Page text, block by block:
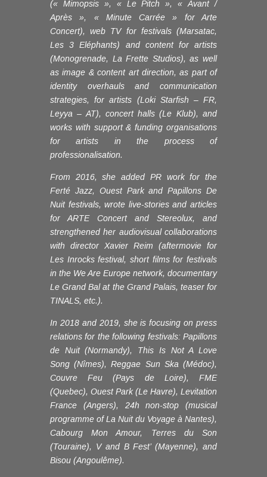
(« Mimopsis », « Le Pitch », « Avant /
Après », « Minute Carrée » for Arte
Concert), web TV for festivals (Marsatac,
Les 3 Eléphants) and content for artists
(Monogrenade, La Frette Studios), as well
as image & content art direction, as part of
identity overhauls and communication
strategies, for artists (Loki Starfish – FR,
Leyya – AT), concert halls (Le Klub), and
works with support & funding organisations
for artists in the process of
professionalisation.
From 2016, she added PR work for the
Ferté Jazz, Ouest Park and Papillons De
Nuit festivals, wrote live-stories and articles
for ARTE Concert and Stereolux, and
strengthened her audiovisual collaborations
with director Xavier Reim (aftermovie for
Les Inrocks festival, short films for festivals
in the We Are Europe network, documentary
Le Grand Bal at the Grand Palais, teaser for
TINALS, etc.).
In 2018 and 2019, she is focusing on press
relations for the following festivals: Papillons
de Nuit (Normandy), This Is Not A Love
Song (Nîmes), Reggae Sun Ska (Médoc),
Couvre Feu (Pays de Loire), FME
(Quebec), Ouest Park (Le Havre), Levitation
France (Angers), 24h non-stop (musical
programme of La Nuit du Voyage à Nantes),
Cabourg Mon Amour, Terres du Son
(Touraine), V and B Fest’ (Mayenne), and
Bisou (Angoulême).